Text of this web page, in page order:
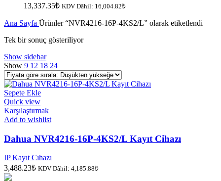
13,337.35₺ KDV Dâhil: 16,004.82₺
Ana Sayfa Ürünler “NVR4216-16P-4KS2/L” olarak etiketlendi
Tek bir sonuç gösteriliyor
Show sidebar
Show 9 12 18 24
Sepete Ekle
Quick view
Karşılaştırmak
Add to wishlist
Dahua NVR4216-16P-4KS2/L Kayıt Cihazı
IP Kayıt Cıhazı
3,488.23₺ KDV Dâhil: 4,185.88₺